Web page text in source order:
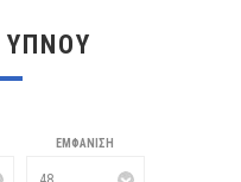
ΥΠΝΟΥ
ΕΜΦΆΝΙΣΗ